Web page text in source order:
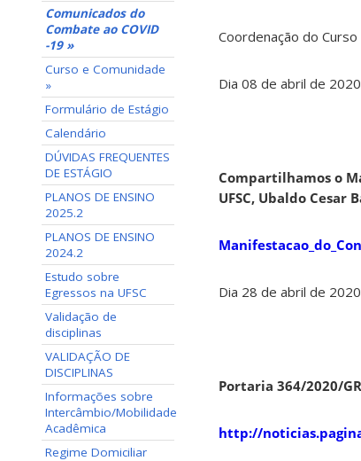
Comunicados do
Combate ao COVID
-19 »
Curso e Comunidade
»
Formulário de Estágio
Calendário
DÚVIDAS FREQUENTES
DE ESTÁGIO
PLANOS DE ENSINO
2025.2
PLANOS DE ENSINO
2024.2
Estudo sobre
Egressos na UFSC
Validação de
disciplinas
VALIDAÇÃO DE
DISCIPLINAS
Informações sobre
Intercâmbio/Mobilidade
Acadêmica
Regime Domiciliar
Coordenação do
Dia 08 de abril de 2020
Compartilhamos o
UFSC, Ubaldo Cesar
Dia 28 de abril de 2020
Portaria 364/2020/GR
http://